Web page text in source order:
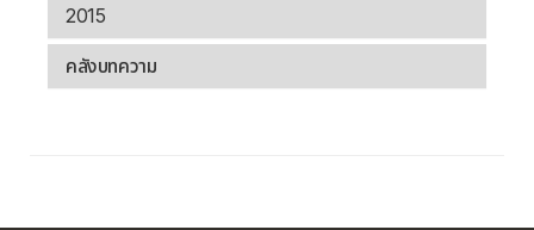
2015
คลังบทความ